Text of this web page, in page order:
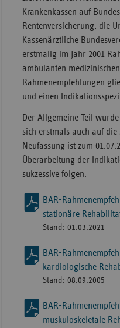
Krankenkassen auf
Rentenversicherung, die
Kassenärztliche
erstmalig im Jahr 2001
ambulanten
Rahmenempfehlungen
und einen
Der Allgemeine Teil
sich erstmals auch auf
Neufassung ist zum
Überarbeitung der
sukzessive folgen.
BAR-
stationäre
Stand: 01.03.2021
BAR-
kardiologische
Stand: 08.09.2005
BAR-
muskuloskeletale